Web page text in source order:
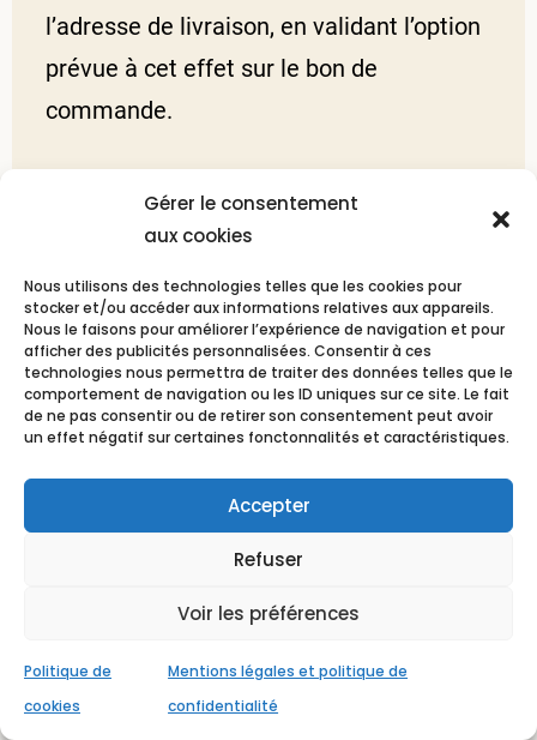
Gérer le consentement
aux cookies
Nous utilisons des technologies telles que les cookies pour
stocker et/ou accéder aux informations relatives aux appareils.
Nous le faisons pour améliorer l’expérience de navigation et pour
afficher des publicités personnalisées. Consentir à ces
technologies nous permettra de traiter des données telles que le
comportement de navigation ou les ID uniques sur ce site. Le fait
de ne pas consentir ou de retirer son consentement peut avoir
un effet négatif sur certaines fonctonnalités et caractéristiques.
Accepter
Refuser
Voir les préférences
Politique de
cookies
Mentions légales et politique de
confidentialité
l’adresse de livraison, en validant l’option
prévue à cet effet sur le bon de
commande.
livraison, le livreur laissera un avis de
permettra de retirer le colis aux lieu et
délai indiqués.
Si au moment de la livraison, l’emballage
l’acheteur doit alors vérifier l’état des
articles. S’ils ont été endommagés,
colis et noter une réserve sur le
bordereau de livraison (colis refusé car
ouvert ou endommagé).